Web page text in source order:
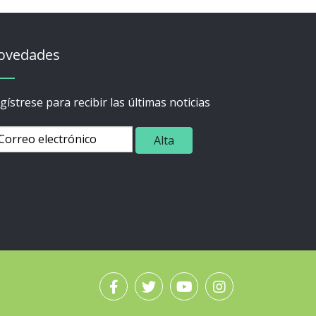
para recibir las últimas noticias